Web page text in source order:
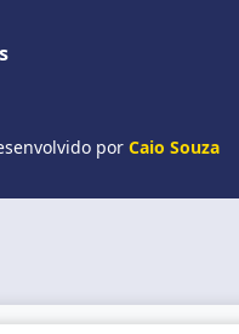
por Caio Souza